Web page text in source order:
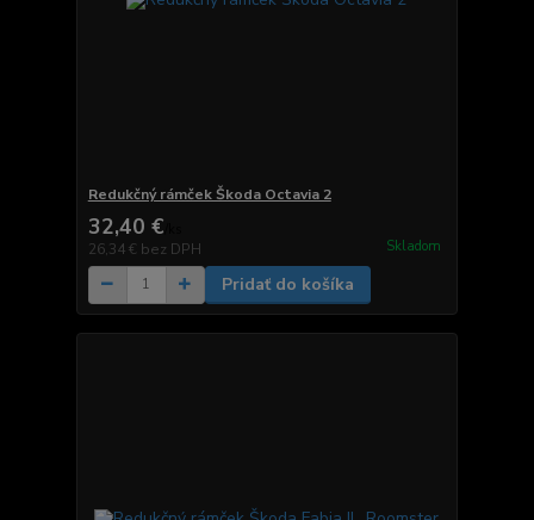
Redukčný rámček Škoda Octavia 2
32,40 €
26,34 € bez DPH Skladom
Pridať do košíka